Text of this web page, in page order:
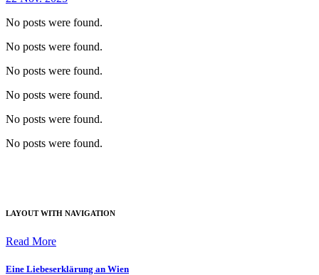
No posts were found.
No posts were found.
No posts were found.
No posts were found.
No posts were found.
No posts were found.
LAYOUT WITH NAVIGATION
Read More
Eine Liebeserklärung an Wien